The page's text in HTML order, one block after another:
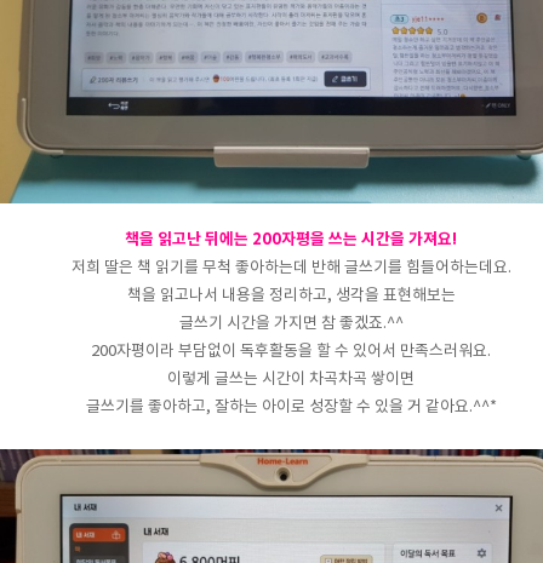
책을 읽고난 뒤에는 200자평을 쓰는 시간을 가져요!
저희 딸은 책 읽기를 무척 좋아하는데 반해 글쓰기를 힘들어하는데요.
책을 읽고나서 내용을 정리하고, 생각을 표현해보는
글쓰기 시간을 가지면 참 좋겠죠.^^
200자평이라 부담없이 독후활동을 할 수 있어서 만족스러워요.
이렇게 글쓰는 시간이 차곡차곡 쌓이면
글쓰기를 좋아하고, 잘하는 아이로 성장할 수 있을 거 같아요.^^*